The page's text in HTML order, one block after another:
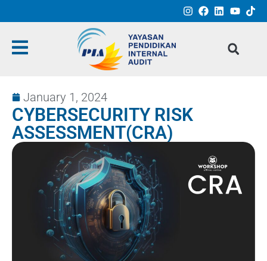
January 1, 2024
CYBERSECURITY RISK
ASSESSMENT(CRA)